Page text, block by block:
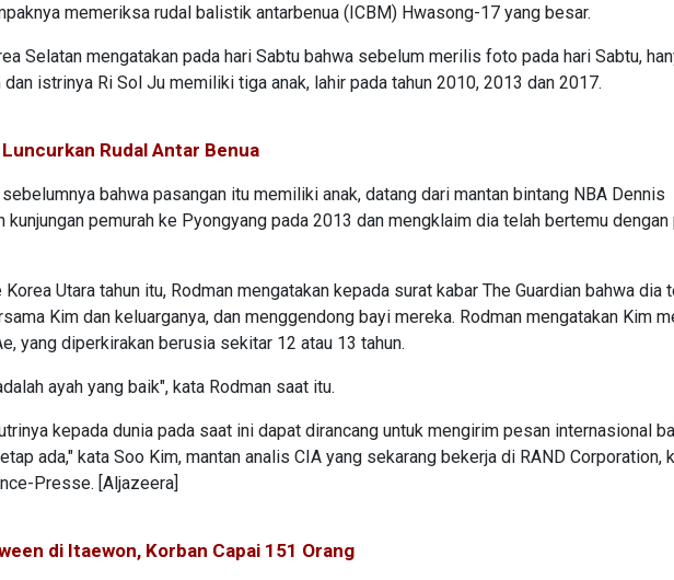
memeriksa rudal balistik antarbenua (ICBM) Hwasong-17 yang besar.
Selatan mengatakan pada hari Sabtu bahwa sebelum merilis foto pada hari Sabtu,
istrinya Ri Sol Ju memiliki tiga anak, lahir pada tahun 2010, 2013 dan 2017.
Rudal Antar Benua
bahwa pasangan itu memiliki anak, datang dari mantan bintang NBA Dennis
kunjungan pemurah ke Pyongyang pada 2013 dan mengklaim dia telah bertemu dengan
Utara tahun itu, Rodman mengatakan kepada surat kabar The Guardian bahwa dia
Kim dan keluarganya, dan menggendong bayi mereka. Rodman mengatakan Kim
yang diperkirakan berusia sekitar 12 atau 13 tahun.
ayah yang baik", kata Rodman saat itu.
kepada dunia pada saat ini dapat dirancang untuk mengirim pesan internasional
ada," kata Soo Kim, mantan analis CIA yang sekarang bekerja di RAND Corporation,
Presse. [Aljazeera]
di Itaewon, Korban Capai 151 Orang